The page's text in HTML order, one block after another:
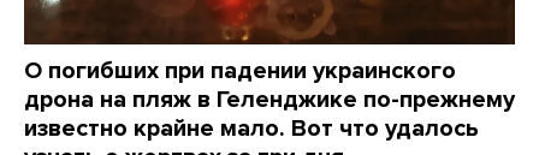
О погибших при падении украинского
дрона на пляж в Геленджике по-прежнему
известно крайне мало. Вот что удалось